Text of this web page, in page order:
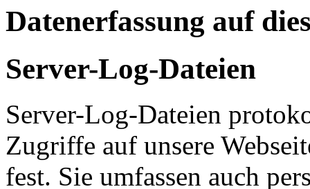
Datenerfassung auf
Server-Log-Dateien
Server-Log-Dateien
Zugriffe auf unsere
fest. Sie umfassen auch